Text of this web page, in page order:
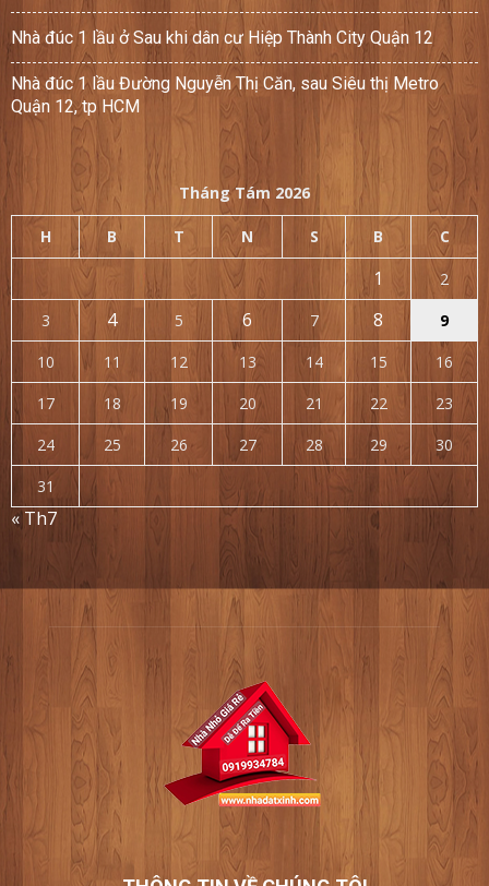
Nhà đúc 1 lầu ở Sau khi dân cư Hiệp Thành City Quận 12
Nhà đúc 1 lầu Đường Nguyễn Thị Căn, sau Siêu thị Metro
Quận 12, tp HCM
Tháng Tám 2026
H B T N S B C
1
2
3
4 5 6 7 8
9
10
11 12 13 14 15
16
17
18 19 20 21 22
23
24
25 26 27 28 29
30
31
« Th7